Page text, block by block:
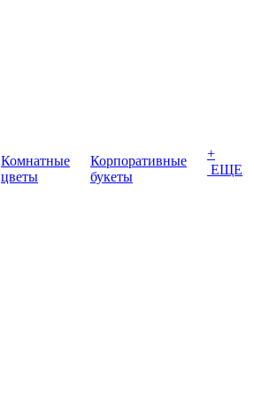
Комнатные
цветы
Корпоративные
букеты
+
ЕЩЕ